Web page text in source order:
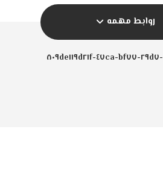
روابط مهمه